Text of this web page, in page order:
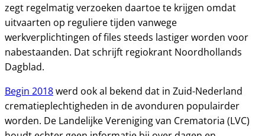
zegt regelmatig verzoeken daartoe te krijgen omdat
uitvaarten op reguliere tijden vanwege
werkverplichtingen of files steeds lastiger worden voor
nabestaanden. Dat schrijft regiokrant Noordhollands
Dagblad.
Begin 2018werd ook al bekend dat in Zuid-Nederland
crematieplechtigheden in de avonduren populairder
worden. De Landelijke Vereniging van Crematoria (LVC)